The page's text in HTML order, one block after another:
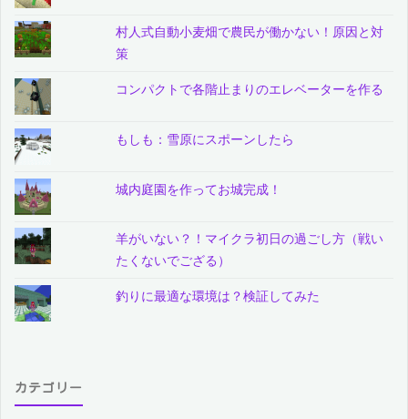
村人式自動小麦畑で農民が働かない！原因と対
策
コンパクトで各階止まりのエレベーターを作る
もしも：雪原にスポーンしたら
城内庭園を作ってお城完成！
羊がいない？！マイクラ初日の過ごし方（戦い
たくないでござる）
釣りに最適な環境は？検証してみた
カテゴリー